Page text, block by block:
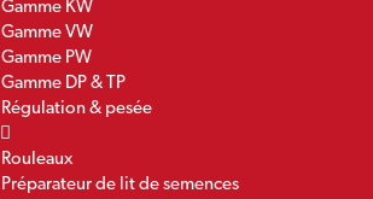
Gamme KW
Gamme VW
Gamme PW
Gamme DP & TP
Régulation & pesée
Rouleaux
Préparateur de lit de semences